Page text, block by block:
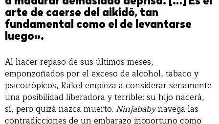
arte de caerse del aikidō, tan
fundamental como el de levantarse
luego».
Al hacer repaso de sus últimos meses,
emponzoñados por el exceso de alcohol, tabaco y
psicotrópicos, Rakel empieza a considerar seriamente
una posibilidad liberadora y terrible: su hijo nacerá,
sí, pero quizá nazca muerto. Ninjababynavega las
contradicciones de un embarazo inoportuno como